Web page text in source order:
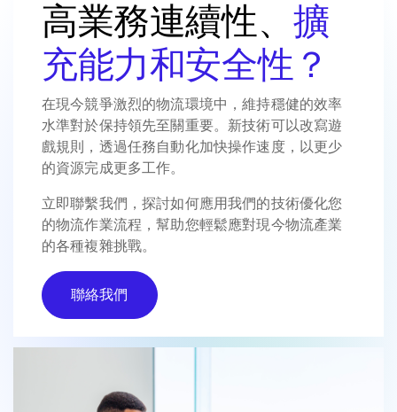
高業務連續性、擴
充能力和安全性？
在現今競爭激烈的物流環境中，維持穩健的效率
水準對於保持領先至關重要。新技術可以改寫遊
戲規則，透過任務自動化加快操作速度，以更少
的資源完成更多工作。
立即聯繫我們，探討如何應用我們的技術優化您
的物流作業流程，幫助您輕鬆應對現今物流產業
的各種複雜挑戰。
聯絡我們